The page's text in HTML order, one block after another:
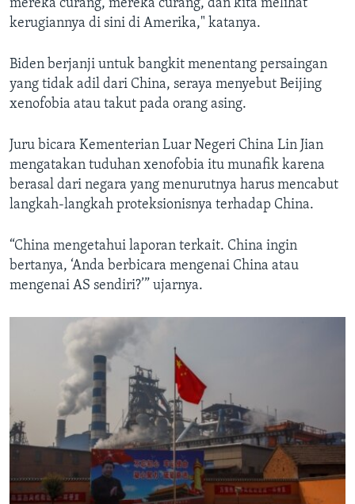
mereka curang, mereka curang, dan kita melihat
kerugiannya di sini di Amerika," katanya.
Biden berjanji untuk bangkit menentang persaingan
yang tidak adil dari China, seraya menyebut Beijing
xenofobia atau takut pada orang asing.
Juru bicara Kementerian Luar Negeri China Lin Jian
mengatakan tuduhan xenofobia itu munafik karena
berasal dari negara yang menurutnya harus mencabut
langkah-langkah proteksionisnya terhadap China.
“China mengetahui laporan terkait. China ingin
bertanya, ‘Anda berbicara mengenai China atau
mengenai AS sendiri?’” ujarnya.